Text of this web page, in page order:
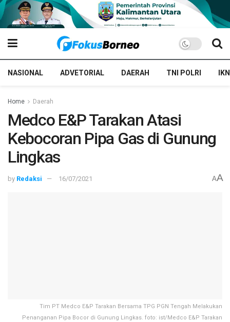
NASIONAL ADVETORIAL DAERAH TNI POLRI IKN
Home Daerah
Medco E&P Tarakan Atasi
Kebocoran Pipa Gas di Gunung
Lingkas
by Redaksi 16/07/2021 AA
Tim PT Medco E&P Tarakan Bersama TPG PGN Tengah Melakukan
Penanganan Pipa Bocor di Gunung Lingkas. foto: ist/Medco E&P Tarakan